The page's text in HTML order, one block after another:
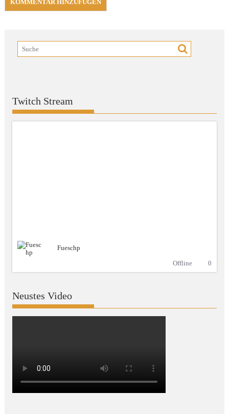
Twitch Stream
Fueschp
Offline
0
Neustes Video